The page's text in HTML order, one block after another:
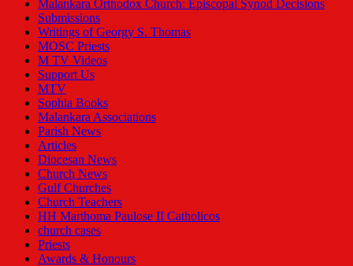
Malankara Orthodox Church: Episcopal Synod Decisions
Submissions
Writings of Georgy S. Thomas
MOSC Priests
M TV Videos
Support Us
MTV
Sophia Books
Malankara Associations
Parish News
Articles
Diocesan News
Church News
Gulf Churches
Church Teachers
HH Marthoma Paulose II Catholicos
church cases
Priests
Awards & Honours